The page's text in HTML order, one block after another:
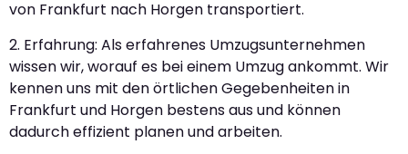
von Frankfurt nach Horgen transportiert.
2. Erfahrung: Als erfahrenes Umzugsunternehmen
wissen wir, worauf es bei einem Umzug ankommt. Wir
kennen uns mit den örtlichen Gegebenheiten in
Frankfurt und Horgen bestens aus und können
dadurch effizient planen und arbeiten.